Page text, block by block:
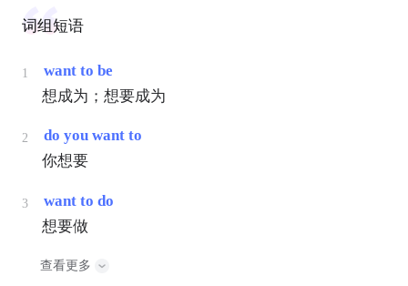
词组短语
1
want to be
想成为；想要成为
2
do you want to
你想要
3
want to do
想要做
查看更多